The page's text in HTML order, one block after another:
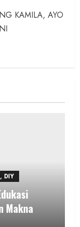
KAMILA, AYO
DIY
Makna